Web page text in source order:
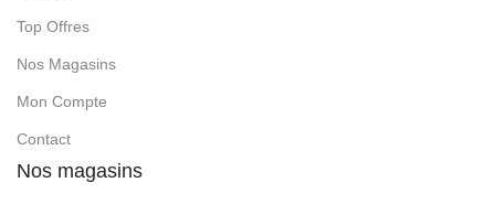
Top Offres
Nos Magasins
Mon Compte
Contact
Nos magasins